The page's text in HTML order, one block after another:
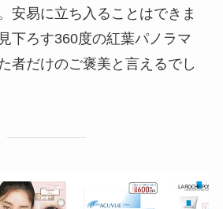
安易に立ち入ることはできま
下ろす360度の紅葉パノラマ
者だけのご褒美と言えるでし